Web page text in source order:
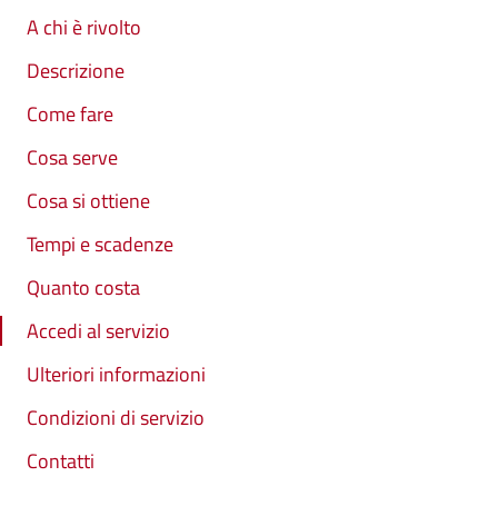
A chi è rivolto
Descrizione
Come fare
Cosa serve
Cosa si ottiene
Tempi e scadenze
Quanto costa
Accedi al servizio
Ulteriori informazioni
Condizioni di servizio
Contatti